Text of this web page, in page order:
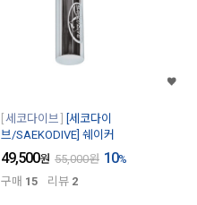
세코다이브
[세코다이
브/SAEKODIVE] 쉐이커
49,500원 55,000원 10%
구매 15 리뷰 2